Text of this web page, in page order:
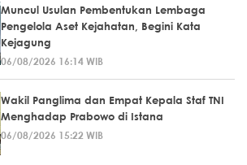
Muncul Usulan Pembentukan Lembaga
Pengelola Aset Kejahatan, Begini Kata
Kejagung
06/08/2026 16:14 WIB
Wakil Panglima dan Empat Kepala Staf TNI
Menghadap Prabowo di Istana
06/08/2026 15:22 WIB